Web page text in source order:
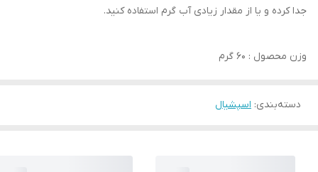
جدا کرده و یا از مقدار زیادی آب گرم استفاده کنید.
وزن محصول : 60 گرم
دسته‌بندی: اسپشیال